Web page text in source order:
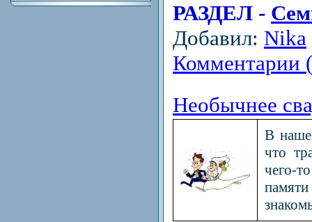
РАЗДЕЛ -
Добавил: Nika
Комментарии
Необычнее
В
что
чего-